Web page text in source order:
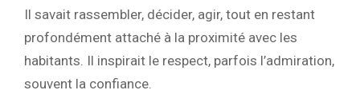
Il savait rassembler, décider, agir, tout en restant
profondément attaché à la proximité avec les
habitants. Il inspirait le respect, parfois l’admiration,
souvent la confiance.